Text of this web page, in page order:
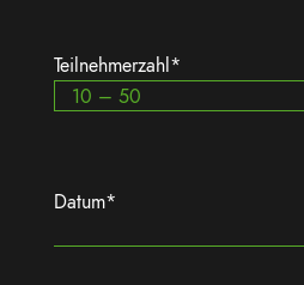
Teilnehmerzahl*
Datum*